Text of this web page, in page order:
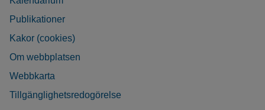
Publikationer
Kakor (cookies)
Om webbplatsen
Webbkarta
Tillgänglighetsredogörelse